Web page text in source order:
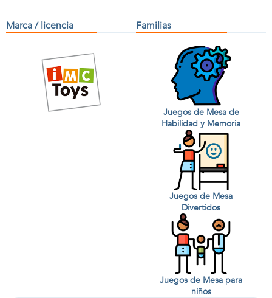
Marca / licencia Familias
Juegos de Mesa de
Habilidad y Memoria
Juegos de Mesa
Divertidos
Juegos de Mesa para
niños